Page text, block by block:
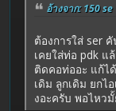
อ้างจาก: 150
ต้องการใส่ ser
เคยใส่ท่อ pdk แ
ติดคอท่ออะ แก้ไ
เดิม ลูกเดิม ยกไ
งอะครับ พอไหว